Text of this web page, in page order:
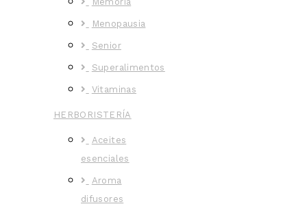
Menopausia
Senior
Superalimentos
Vitaminas
HERBORISTERÍA
Aceites
esenciales
Aroma
difusores